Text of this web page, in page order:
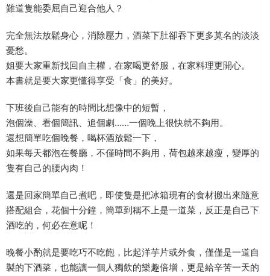
難道隻能委屈自己迎合他人？
完全無法放鬆身心，消除壓力，酒菜下肚卻吞下更多莫名的淡淡
憂愁。
姐要大家重新找回自主權，在家喝更舒服，在家料理更開心。
本書就是要大家更懂得享受「食」的美好。
下班後自己能有的時間比想像中的短暫，
泡個澡、看個簡訊、追個劇……一個晚上很快就不夠用。
還想簡單吃個晚餐，喝杯酒放鬆一下，
如果每天都泡在餐廳，不僅時間不夠用，荷包越來越瘦，變厚的
隻有自己的腰內肉！
還是回家簡單自己煮吧，即使隻是把冰箱現有的食材搬出來隨意
搭配組合，花個十分鐘，簡單到稱不上是一道菜，反正是自己下
酒吃的，何必在意呢！
晚餐小酌就是要吃巧不吃飽，比起洋芋片或外食，僅僅是一道自
製的下酒菜，也能讓一個人獨飲的樂趣倍增，更是給辛苦一天的